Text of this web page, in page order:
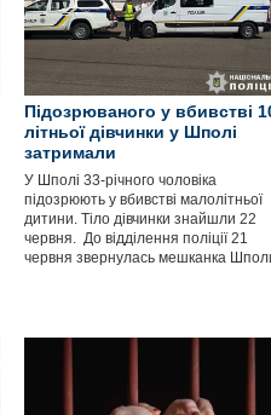
Підозрюваного у вбивстві
літньої дівчинки у Шполі
затримали
У Шполі 33-річного чоловіка
підозрюють у вбивстві малолітньої
дитини. Тіло дівчинки знайшли 22
червня. До відділення поліції 21
червня звернулась мешканка